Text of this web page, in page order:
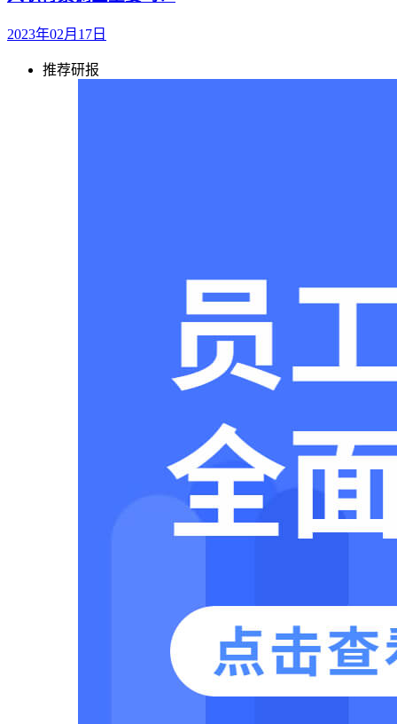
2023年02月17日
推荐研报